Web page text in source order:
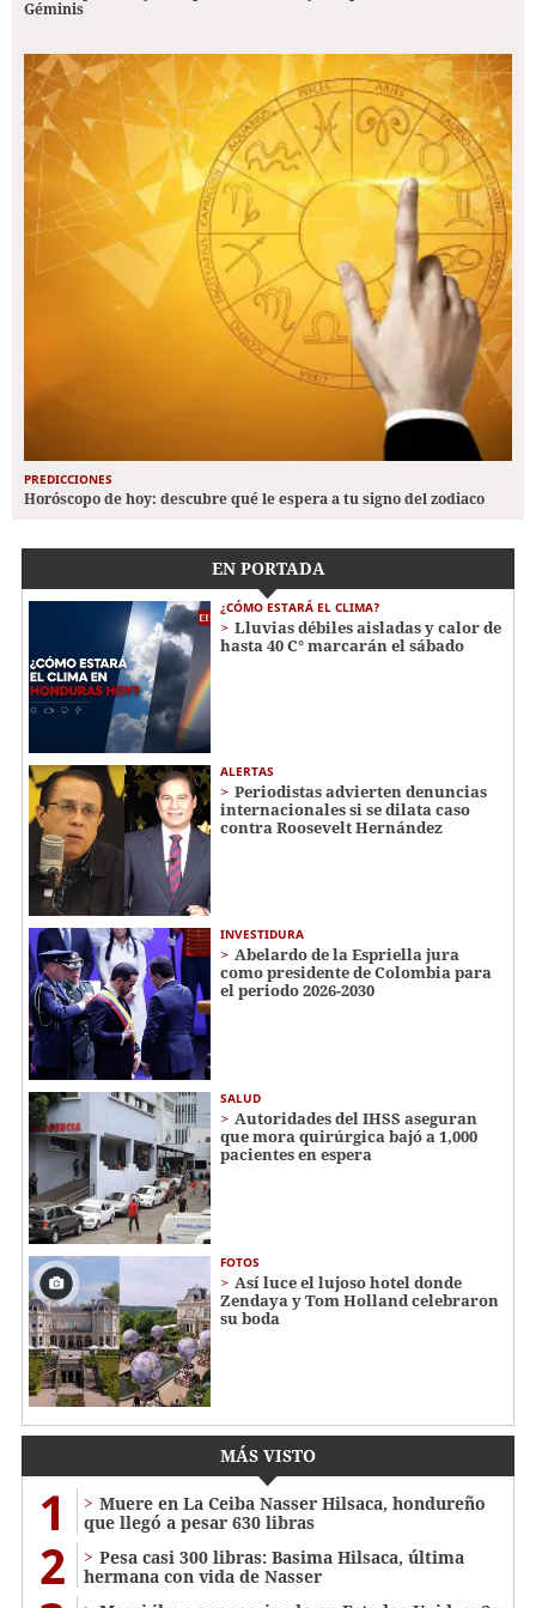
Géminis
PREDICCIONES
Horóscopo de hoy: descubre qué le espera a tu signo del zodiaco
EN PORTADA
¿CÓMO ESTARÁ EL CLIMA?
Lluvias débiles aisladas y calor de
hasta 40 C° marcarán el sábado
ALERTAS
Periodistas advierten denuncias
internacionales si se dilata caso
contra Roosevelt Hernández
INVESTIDURA
Abelardo de la Espriella jura
como presidente de Colombia para
el periodo 2026-2030
SALUD
Autoridades del IHSS aseguran
que mora quirúrgica bajó a 1,000
pacientes en espera
FOTOS
Así luce el lujoso hotel donde
Zendaya y Tom Holland celebraron
su boda
MÁS VISTO
1
Muere en La Ceiba Nasser Hilsaca, hondureño
que llegó a pesar 630 libras
2
Pesa casi 300 libras: Basima Hilsaca, última
hermana con vida de Nasser